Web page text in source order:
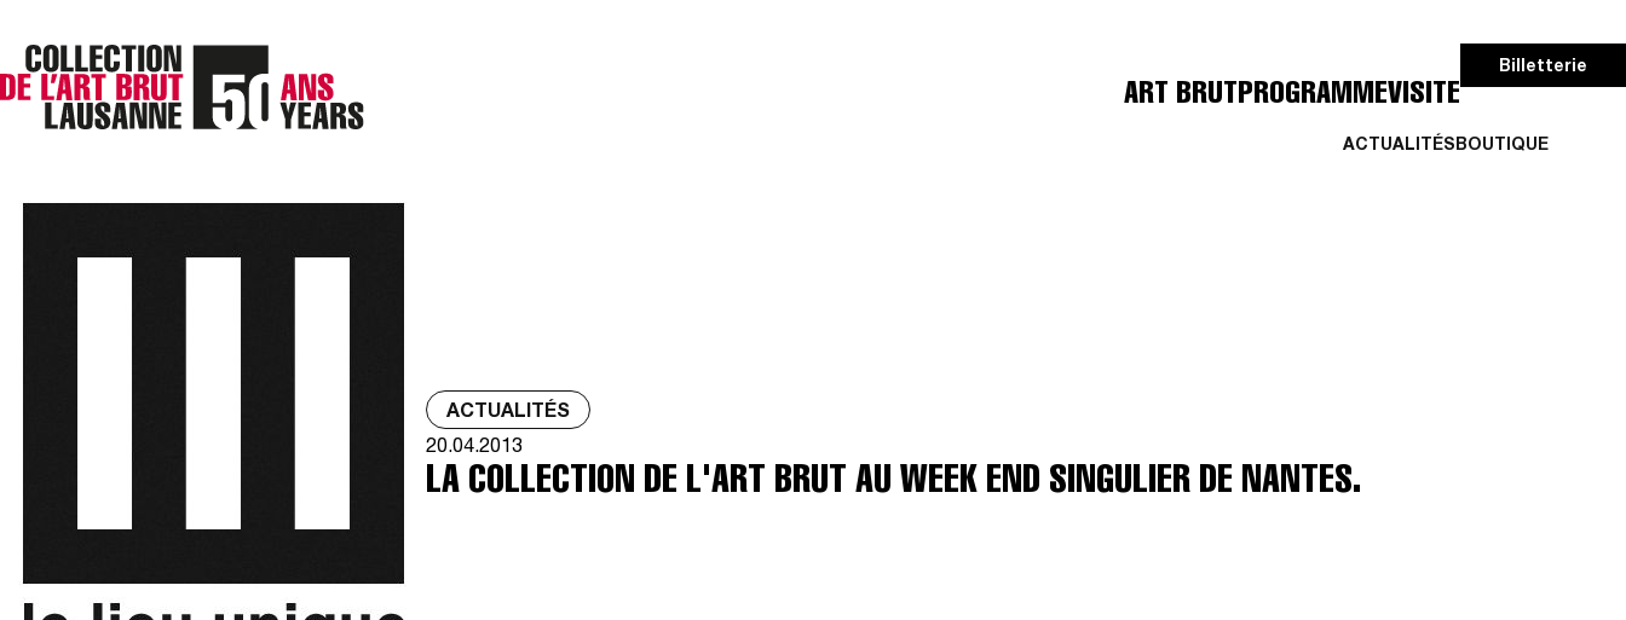
ACTUALITÉSBOUTIQUE
ART BRUTPROGRAMMEVISITE
Billetterie
ACTUALITÉS
20.04.2013
LA COLLECTION DE L'ART BRUT AU WEEK END SINGULIER DE NANTES.